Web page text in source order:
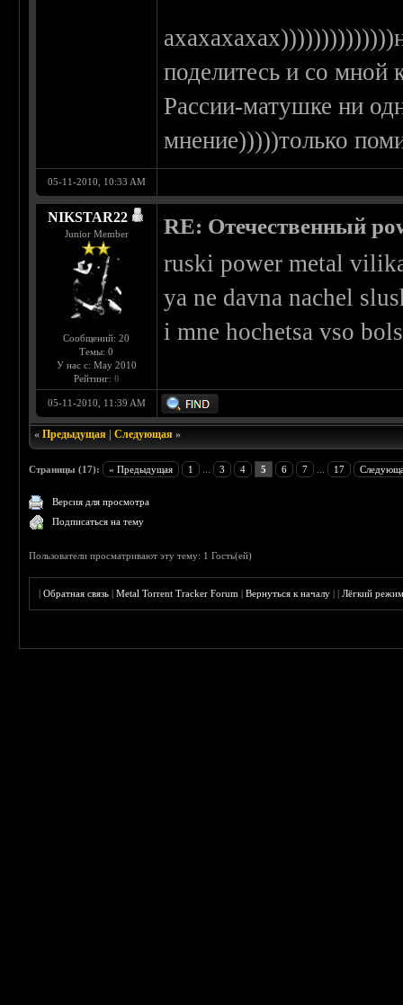
поделитесь и со
Рассии-матушке ни
мнение)))))только
05-11-2010, 10:33 AM
NIKSTAR22
Junior Member
Сообщений: 20
Темы: 0
У нас с: May 2010
Рейтинг: 0
RE: Отечественный
ruski power metal
ya ne davna nachel
i mne hochetsa vso
05-11-2010, 11:39 AM
«Предыдущая |Следующая »
Страницы (17): « Предыдущая 1 3 4 5 6 7 17
Версия для просмотра
Подписаться на тему
Пользователи просматривают эту тему: 1 Гость(ей)
|Обратная связь |Metal Torrent Tracker Forum |Вернуться к началу ||Лёгкий